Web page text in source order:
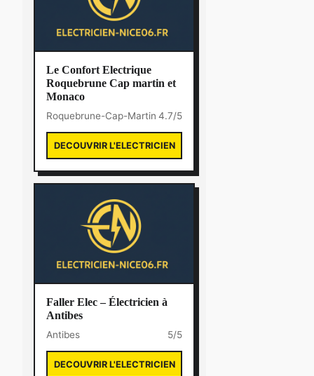
Le Confort Electrique
Roquebrune Cap martin et
Monaco
Roquebrune-Cap-Martin 4.7/5
DECOUVRIR L'ELECTRICIEN
Faller Elec – Électricien à
Antibes
Antibes 5/5
DECOUVRIR L'ELECTRICIEN